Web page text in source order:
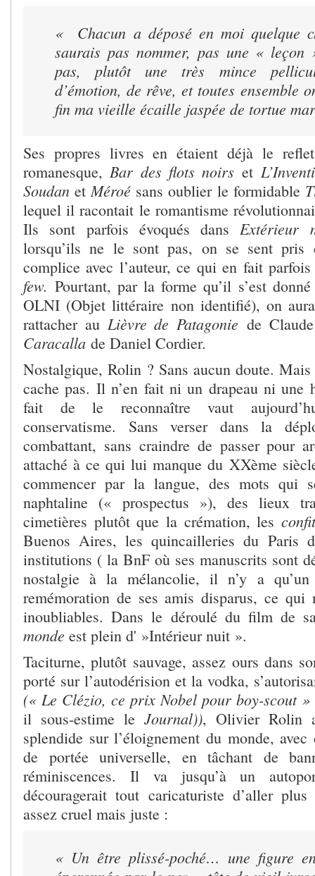
« Chacun a déposé en moi quelque
saurais pas nommer, pas une « leçon
pas, plutôt une très mince
d’émotion, de rêve, et toutes ensemble
fin ma vieille écaille jaspée de tortue
Ses propres livres en étaient déjà le
romanesque,Bar des flots noirs et
SoudanetMéroé sans oublier le formidable
lequel il racontait le romantisme
Ils sont parfois évoqués dansExtérieur
lorsqu’ils ne le sont pas, on se sent pris
complice avec l’auteur, ce qui en fait
few.Pourtant, par la forme qu’il s’est
OLNI (Objet littéraire non identifié), on
rattacher au Lièvre de Patagonie de
Caracalla de Daniel Cordier.
Nostalgique, Rolin ? Sans aucun doute.
cache pas. Il n’en fait ni un drapeau ni une
fait de le reconnaître vaut
conservatisme. Sans verser dans la
combattant, sans craindre de passer pour
attaché à ce qui lui manque du XXème
commencer par la langue, des mots qui
naphtaline (« prospectus »), des lieux
cimetières plutôt que la crémation, les
Buenos Aires, les quincailleries du Paris
institutions ( la BnF où ses manuscrits sont
nostalgie à la mélancolie, il n’y a
remémoration de ses amis disparus, ce qui
inoubliables. Dans le déroulé du film de
monde est plein d' »Intérieur nuit ».
Taciturne, plutôt sauvage, assez ours dans
porté sur l’autodérision et la vodka,
(« Le Clézio, ce prix Nobel pour boy-scout »
il sous-estime leJournal)), Olivier Rolin
splendide sur l’éloignement du monde,
de portée universelle, en tâchant de
réminiscences. Il va jusqu’à un
découragerait tout caricaturiste d’aller
assez cruel mais juste :
« Un être plissé-poché… une figure